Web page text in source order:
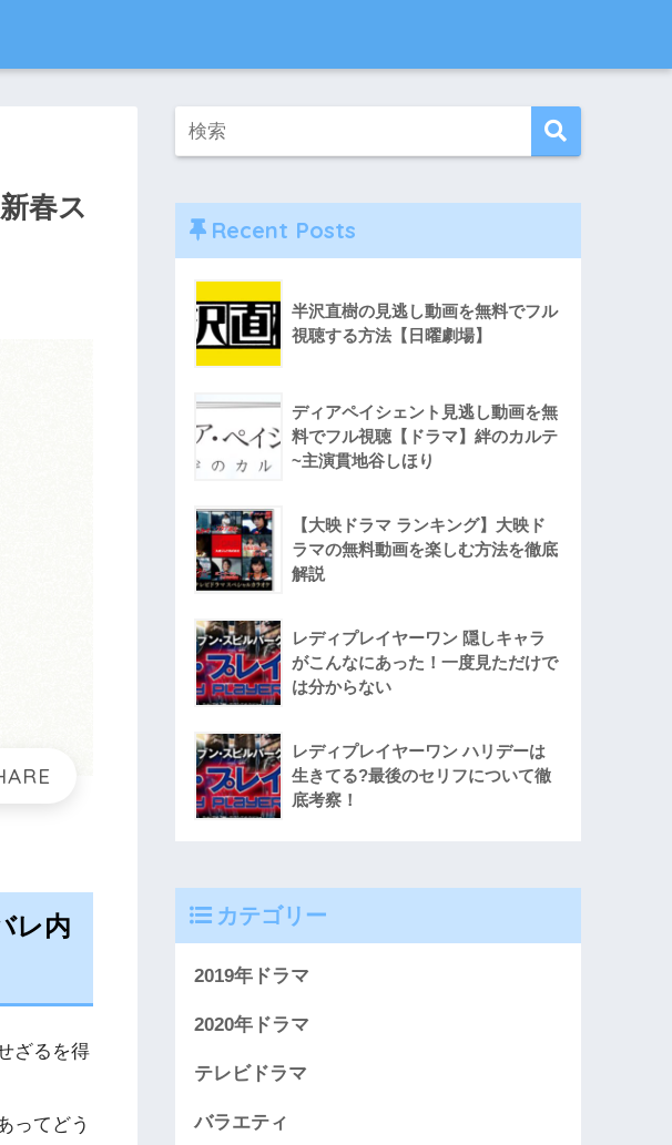
春ス
レ内
ざるを得
ってどう
Recent Posts
半沢直樹の見逃し動画を無料でフル
視聴する方法【日曜劇場】
ディアペイシェント見逃し動画を無
料でフル視聴【ドラマ】絆のカルテ
~主演貫地谷しほり
【大映ドラマ ランキング】大映ド
ラマの無料動画を楽しむ方法を徹底
解説
レディプレイヤーワン 隠しキャラ
がこんなにあった！一度見ただけで
は分からない
レディプレイヤーワン ハリデーは
生きてる?最後のセリフについて徹
底考察！
カテゴリー
2019年ドラマ
2020年ドラマ
テレビドラマ
バラエティ